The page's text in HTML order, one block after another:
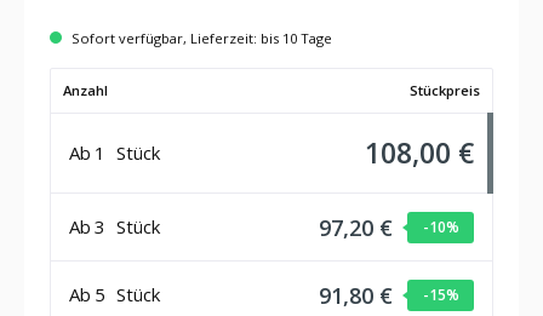
Sofort verfügbar, Lieferzeit: bis 10 Tage
Anzahl Stückpreis
Ab 1 Stück 108,00 €
Ab 3 Stück 97,20 € -10%
Ab 5 Stück 91,80 € -15%